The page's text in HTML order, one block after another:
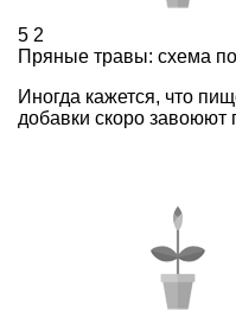
5 2
Пряные травы: схема
Иногда кажется, что
добавки скоро завоюют